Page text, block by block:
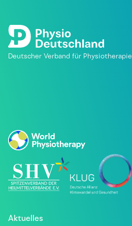
Deutscher Verband für Physiotherapie
Aktuelles